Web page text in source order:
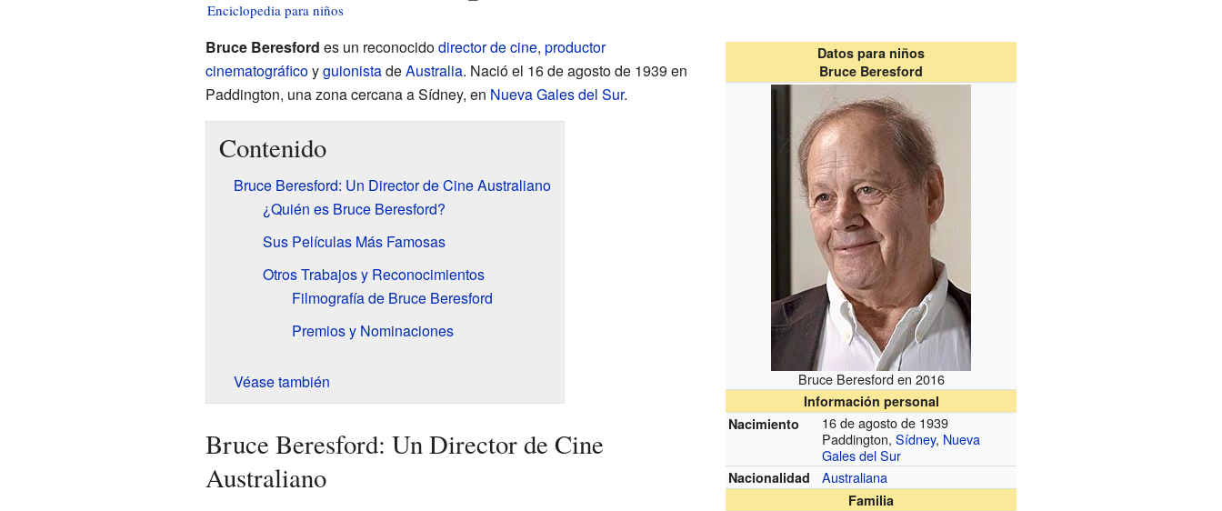
Enciclopedia para niños
Datos para niños
Bruce Beresford
Bruce Beresford en 2016
Información personal
Nacimiento
16 de agosto de 1939
Paddington,Sídney, Nueva
Gales del Sur
Nacionalidad Australiana
Familia
Bruce Beresford es un reconocidodirector de cine, productor
cinematográficoyguionistadeAustralia. Nació el 16 de agosto de 1939 en
Paddington, una zona cercana a Sídney, en Nueva Gales del Sur.
Contenido
Bruce Beresford: Un Director de Cine Australiano
¿Quién es Bruce Beresford?
Sus Películas Más Famosas
Otros Trabajos y Reconocimientos
Filmografía de Bruce Beresford
Premios y Nominaciones
Véase también
Bruce Beresford: Un Director de Cine
Australiano